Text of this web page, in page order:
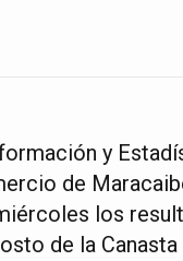
y
de
los
de la